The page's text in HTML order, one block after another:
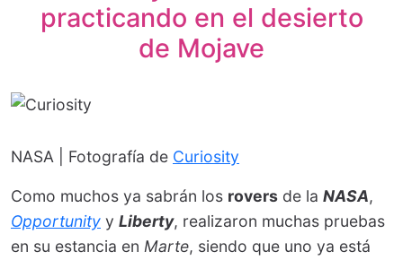
practicando en el desierto
de Mojave
NASA | Fotografía de Curiosity
Como muchos ya sabrán los rovers de la NASA,
Opportunity y Liberty, realizaron muchas pruebas
en su estancia en Marte, siendo que uno ya está